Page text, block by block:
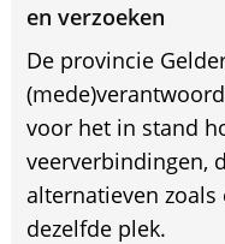
en verzoeken
De provincie
voor het in stand
veerverbindingen,
alternatieven
dezelfde plek.